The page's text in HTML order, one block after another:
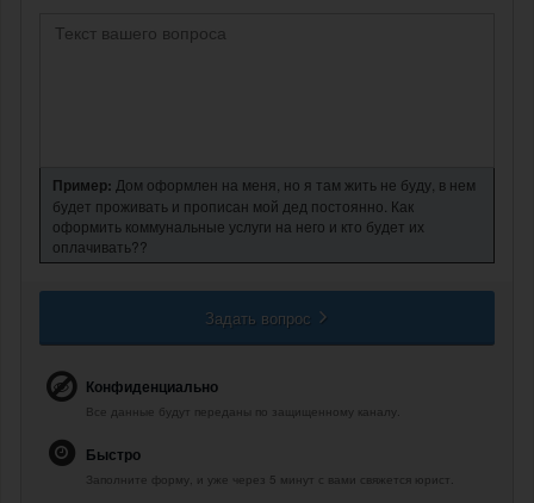
Пример: Дом оформлен на меня, но я там жить не буду, в нем
будет проживать и прописан мой дед постоянно. Как
оформить коммунальные услуги на него и кто будет их
оплачивать??
Задать вопрос
Конфиденциально
Все данные будут переданы по защищенному каналу.
Быстро
Заполните форму, и уже через 5 минут с вами свяжется юрист.